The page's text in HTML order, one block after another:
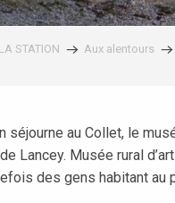
LA STATION Aux alentours
séjourne au Collet, le
Lancey. Musée rural
des gens habitant